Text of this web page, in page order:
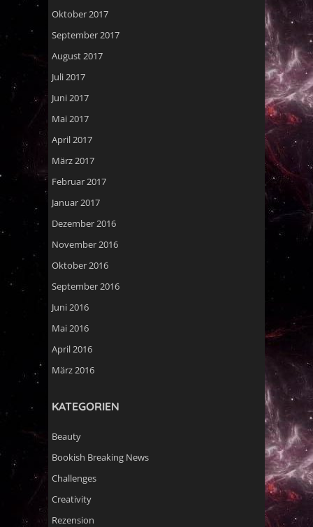
Oktober 2017
September 2017
August 2017
Juli 2017
Juni 2017
Mai 2017
April 2017
März 2017
Februar 2017
Januar 2017
Dezember 2016
November 2016
Oktober 2016
September 2016
Juni 2016
Mai 2016
April 2016
März 2016
KATEGORIEN
Beauty
Bookish Breaking News
Challenges
Creativity
Rezension